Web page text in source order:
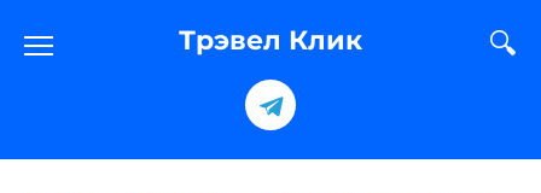
содержанию
Трэвел Клик